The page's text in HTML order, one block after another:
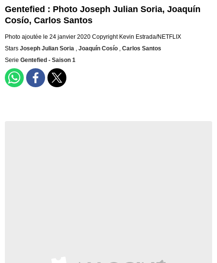
Gentefied : Photo Joseph Julian Soria, Joaquín
Cosío, Carlos Santos
Photo ajoutée le 24 janvier 2020 Copyright Kevin Estrada/NETFLIX
Stars Joseph Julian Soria , Joaquín Cosío , Carlos Santos
Serie Gentefied - Saison 1